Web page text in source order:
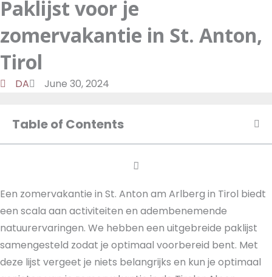
Paklijst voor je
zomervakantie in St. Anton,
Tirol
DA June 30, 2024
Table of Contents
Een zomervakantie in St. Anton am Arlberg in Tirol biedt
een scala aan activiteiten en adembenemende
natuurervaringen. We hebben een uitgebreide paklijst
samengesteld zodat je optimaal voorbereid bent. Met
deze lijst vergeet je niets belangrijks en kun je optimaal